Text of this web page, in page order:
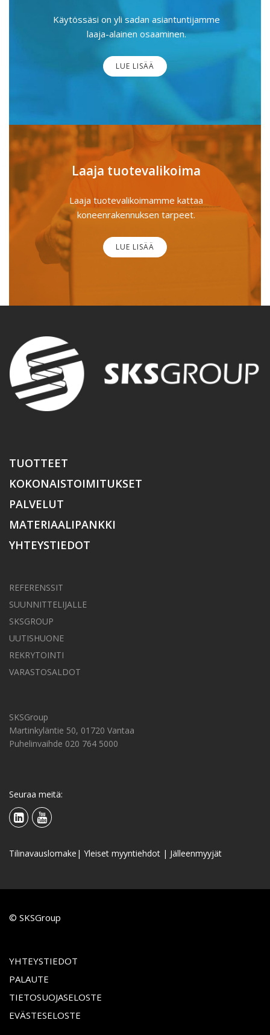
Käytössäsi on yli sadan asiantuntijamme
laaja-alainen osaaminen.
LUE LISÄÄ
Laaja tuotevalikoima
Laaja tuotevalikoimamme kattaa
koneenrakennuksen tarpeet.
LUE LISÄÄ
TUOTTEET
KOKONAISTOIMITUKSET
PALVELUT
MATERIAALIPANKKI
YHTEYSTIEDOT
REFERENSSIT
SUUNNITTELIJALLE
SKSGROUP
UUTISHUONE
REKRYTOINTI
VARASTOSALDOT
SKSGroup
Martinkyläntie 50, 01720 Vantaa
Puhelinvaihde 020 764 5000
Seuraa meitä:
Tilinavauslomake | Yleiset myyntiehdot | Jälleenmyyjät
© SKSGroup
YHTEYSTIEDOT
PALAUTE
TIETOSUOJASELOSTE
EVÄSTESELOSTE